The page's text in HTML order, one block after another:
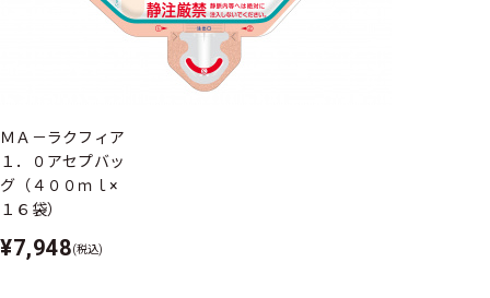
ＭＡ－ラクフィア
１．０アセプバッ
グ（４００ｍｌ×
１６袋）
¥7,948(税込)